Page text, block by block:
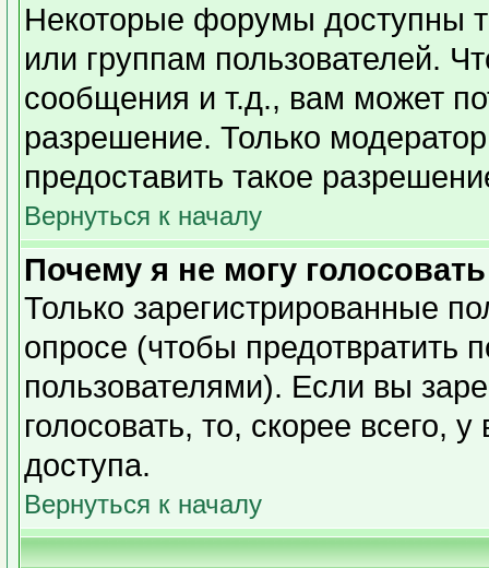
Некоторые форумы доступны
или группам пользователей.
сообщения и т.д., вам может
разрешение. Только
предоставить такое
Вернуться к началу
Почему я не могу
Только зарегистрированные
опросе (чтобы предотвратить
пользователями). Если вы
голосовать, то, скорее всего,
доступа.
Вернуться к началу